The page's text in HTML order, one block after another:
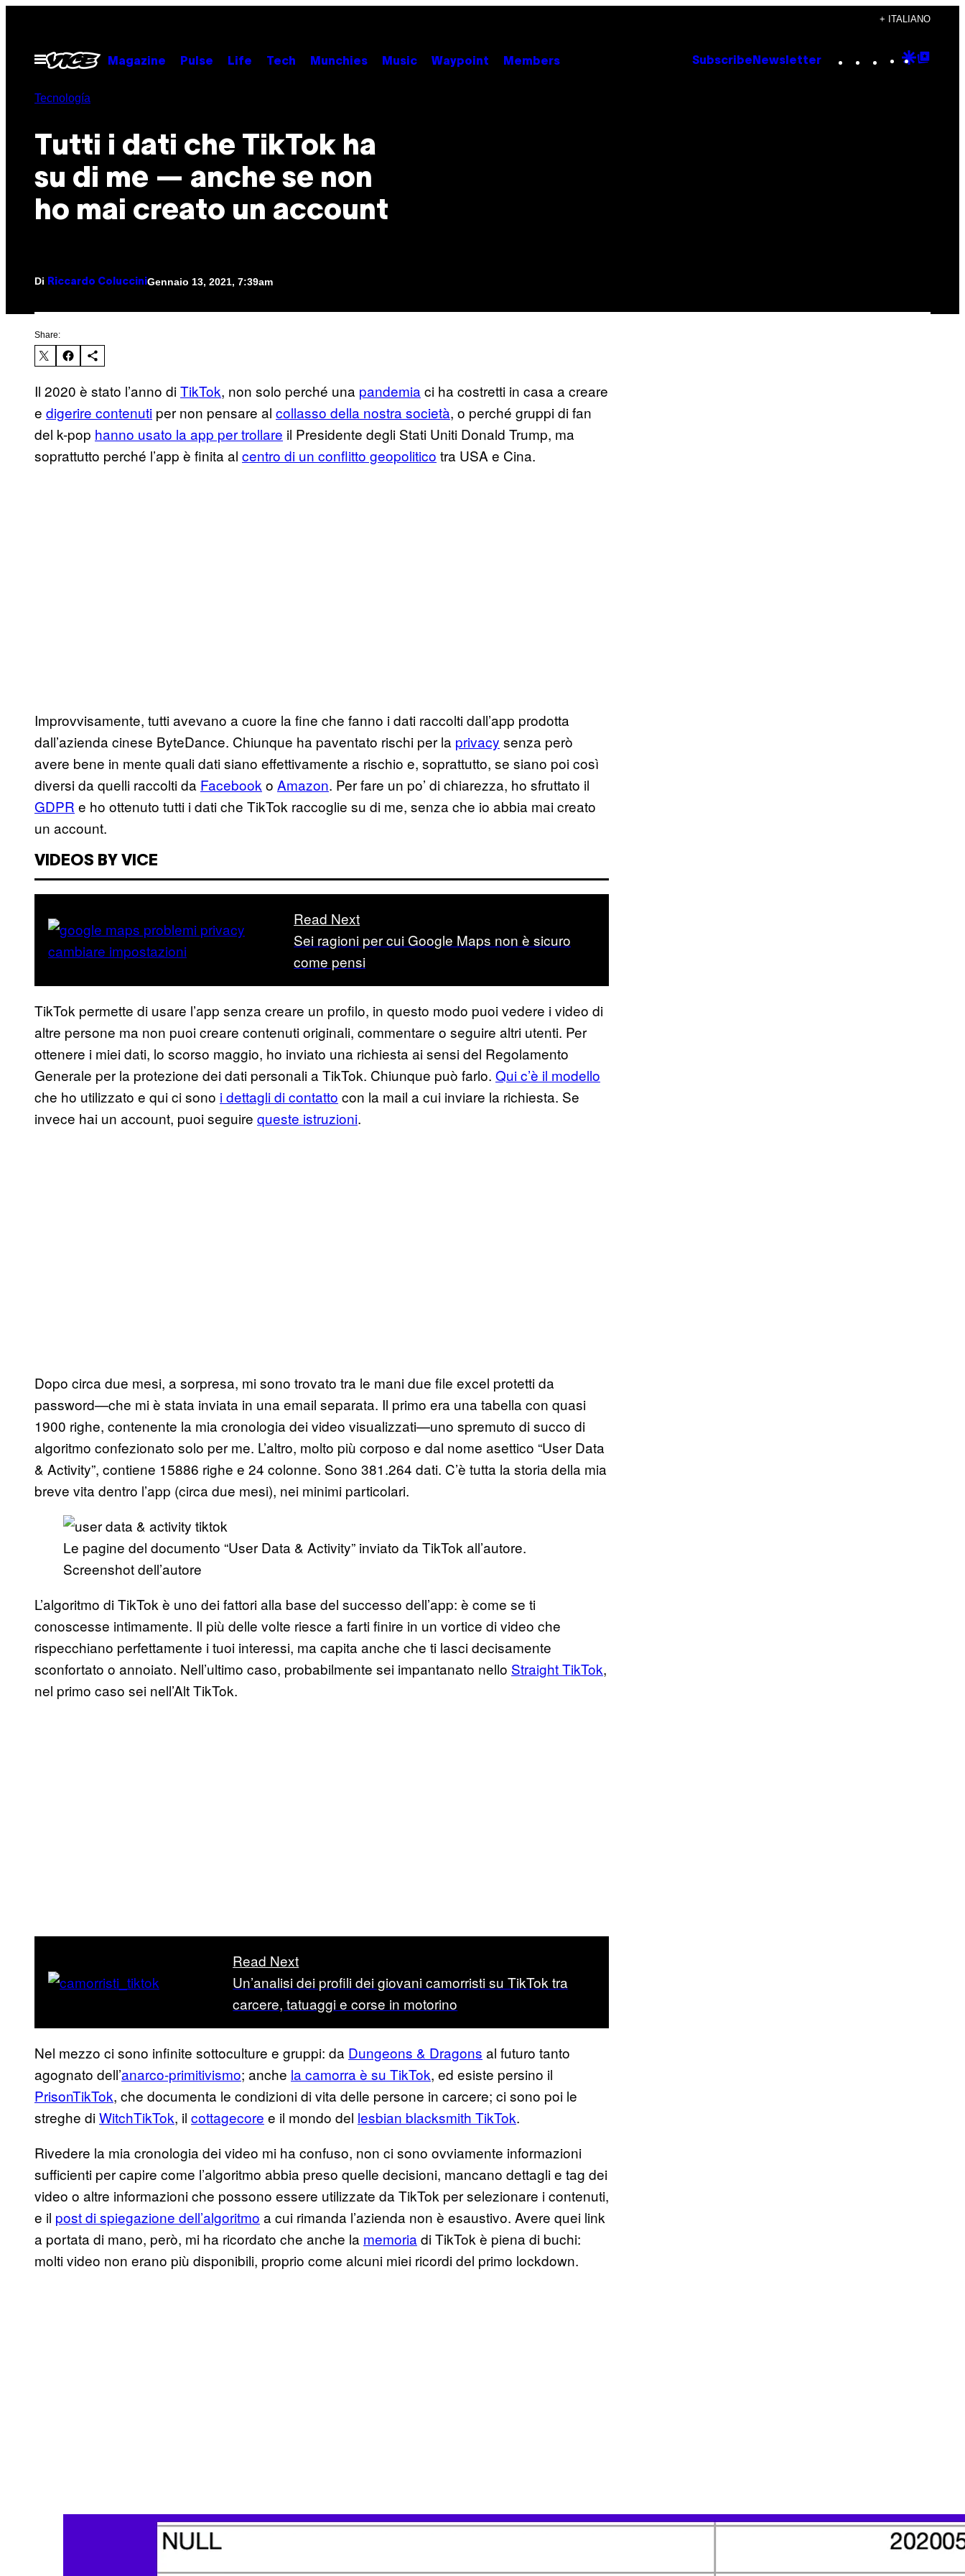
contenuto
+ ITALIANO
Apri
Magazine Pulse Life Tech Munchies Music Waypoint Members Subscribe Newsletter Instagram
TikTok
YouTube
Google
Tecnología
Tutti i dati che TikTok ha
su di me — anche se non
ho mai creato un account
Di Riccardo Coluccini Gennaio 13, 2021, 7:39am
Share:
Il 2020 è stato l’anno diTikTok, non solo perché una pandemia ci ha costretti in casa a creare
e digerire contenuti per non pensare al collasso della nostra società, o perché gruppi di fan
del k-pop hanno usato la app per trollare il Presidente degli Stati Uniti Donald Trump, ma
soprattutto perché l’app è finita al centro di un conflitto geopolitico tra USA e Cina.
Improvvisamente, tutti avevano a cuore la fine che fanno i dati raccolti dall’app prodotta
dall’azienda cinese ByteDance. Chiunque ha paventato rischi per la privacy senza però
avere bene in mente quali dati siano effettivamente a rischio e, soprattutto, se siano poi così
diversi da quelli raccolti da Facebook o Amazon. Per fare un po’ di chiarezza, ho sfruttato il
GDPR e ho ottenuto tutti i dati che TikTok raccoglie su di me, senza che io abbia mai creato
un account.
VIDEOS BY VICE
Read Next
Sei ragioni per cui Google Maps non è sicuro
come pensi
TikTok permette di usare l’app senza creare un profilo, in questo modo puoi vedere i video di
altre persone ma non puoi creare contenuti originali, commentare o seguire altri utenti. Per
ottenere i miei dati, lo scorso maggio, ho inviato una richiesta ai sensi del Regolamento
Generale per la protezione dei dati personali a TikTok. Chiunque può farlo. Qui c’è il modello
che ho utilizzato e qui ci sono i dettagli di contatto con la mail a cui inviare la richiesta. Se
invece hai un account, puoi seguire queste istruzioni.
Dopo circa due mesi, a sorpresa, mi sono trovato tra le mani due file excel protetti da
password—che mi è stata inviata in una email separata. Il primo era una tabella con quasi
1900 righe, contenente la mia cronologia dei video visualizzati—uno spremuto di succo di
algoritmo confezionato solo per me. L’altro, molto più corposo e dal nome asettico “User Data
& Activity”, contiene 15886 righe e 24 colonne. Sono 381.264 dati. C’è tutta la storia della mia
breve vita dentro l’app (circa due mesi), nei minimi particolari.
Le pagine del documento “User Data & Activity” inviato da TikTok all’autore.
Screenshot dell’autore
L’algoritmo di TikTok è uno dei fattori alla base del successo dell’app: è come se ti
conoscesse intimamente. Il più delle volte riesce a farti finire in un vortice di video che
rispecchiano perfettamente i tuoi interessi, ma capita anche che ti lasci decisamente
sconfortato o annoiato. Nell’ultimo caso, probabilmente sei impantanato nello Straight TikTok,
nel primo caso sei nell’Alt TikTok.
Read Next
Un’analisi dei profili dei giovani camorristi su TikTok tra
carcere, tatuaggi e corse in motorino
Nel mezzo ci sono infinite sottoculture e gruppi: da Dungeons & Dragons al futuro tanto
agognato dell’anarco-primitivismo; anche la camorra è su TikTok, ed esiste persino il
PrisonTikTok, che documenta le condizioni di vita delle persone in carcere; ci sono poi le
streghe diWitchTikTok, il cottagecore e il mondo del lesbian blacksmith TikTok.
Rivedere la mia cronologia dei video mi ha confuso, non ci sono ovviamente informazioni
sufficienti per capire come l’algoritmo abbia preso quelle decisioni, mancano dettagli e tag dei
video o altre informazioni che possono essere utilizzate da TikTok per selezionare i contenuti,
e il post di spiegazione dell’algoritmo a cui rimanda l’azienda non è esaustivo. Avere quei link
a portata di mano, però, mi ha ricordato che anche la memoria di TikTok è piena di buchi:
molti video non erano più disponibili, proprio come alcuni miei ricordi del primo lockdown.